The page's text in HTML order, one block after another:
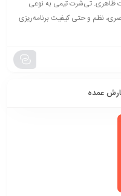
ظاهری. تی‌شرت تیمی به نوعی
نظم و حتی کیفیت برنامه‌ریزی
عمده